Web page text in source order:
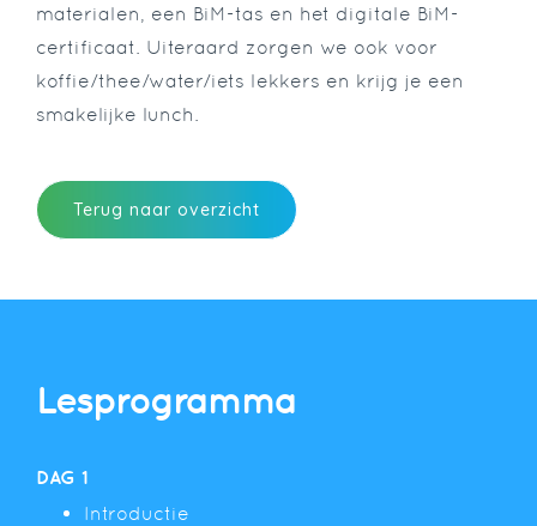
materialen, een BiM-tas en het digitale BiM-
certificaat. Uiteraard zorgen we ook voor
koffie/thee/water/iets lekkers en krijg je een
smakelijke lunch.
Terug naar overzicht
Lesprogramma
DAG 1
Introductie